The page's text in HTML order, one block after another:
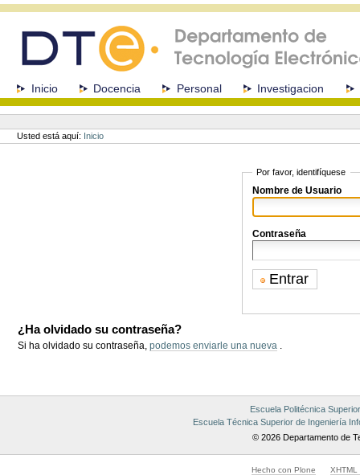
navegación
SeccionesInicio Docencia Personal Investigacion
Herramientas
Personales
Usted está aquí: Inicio
Por favor, identifíquese
Nombre de Usuario
Contraseña
¿Ha olvidado su contraseña?
Si ha olvidado su contraseña,podemos enviarle una nueva
Escuela Politécnica Superior
Escuela Técnica Superior de Ingeniería
© 2026 Departamento de
Hecho con Plone XHTML